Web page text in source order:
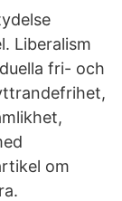
Liberalism
fri- och
om